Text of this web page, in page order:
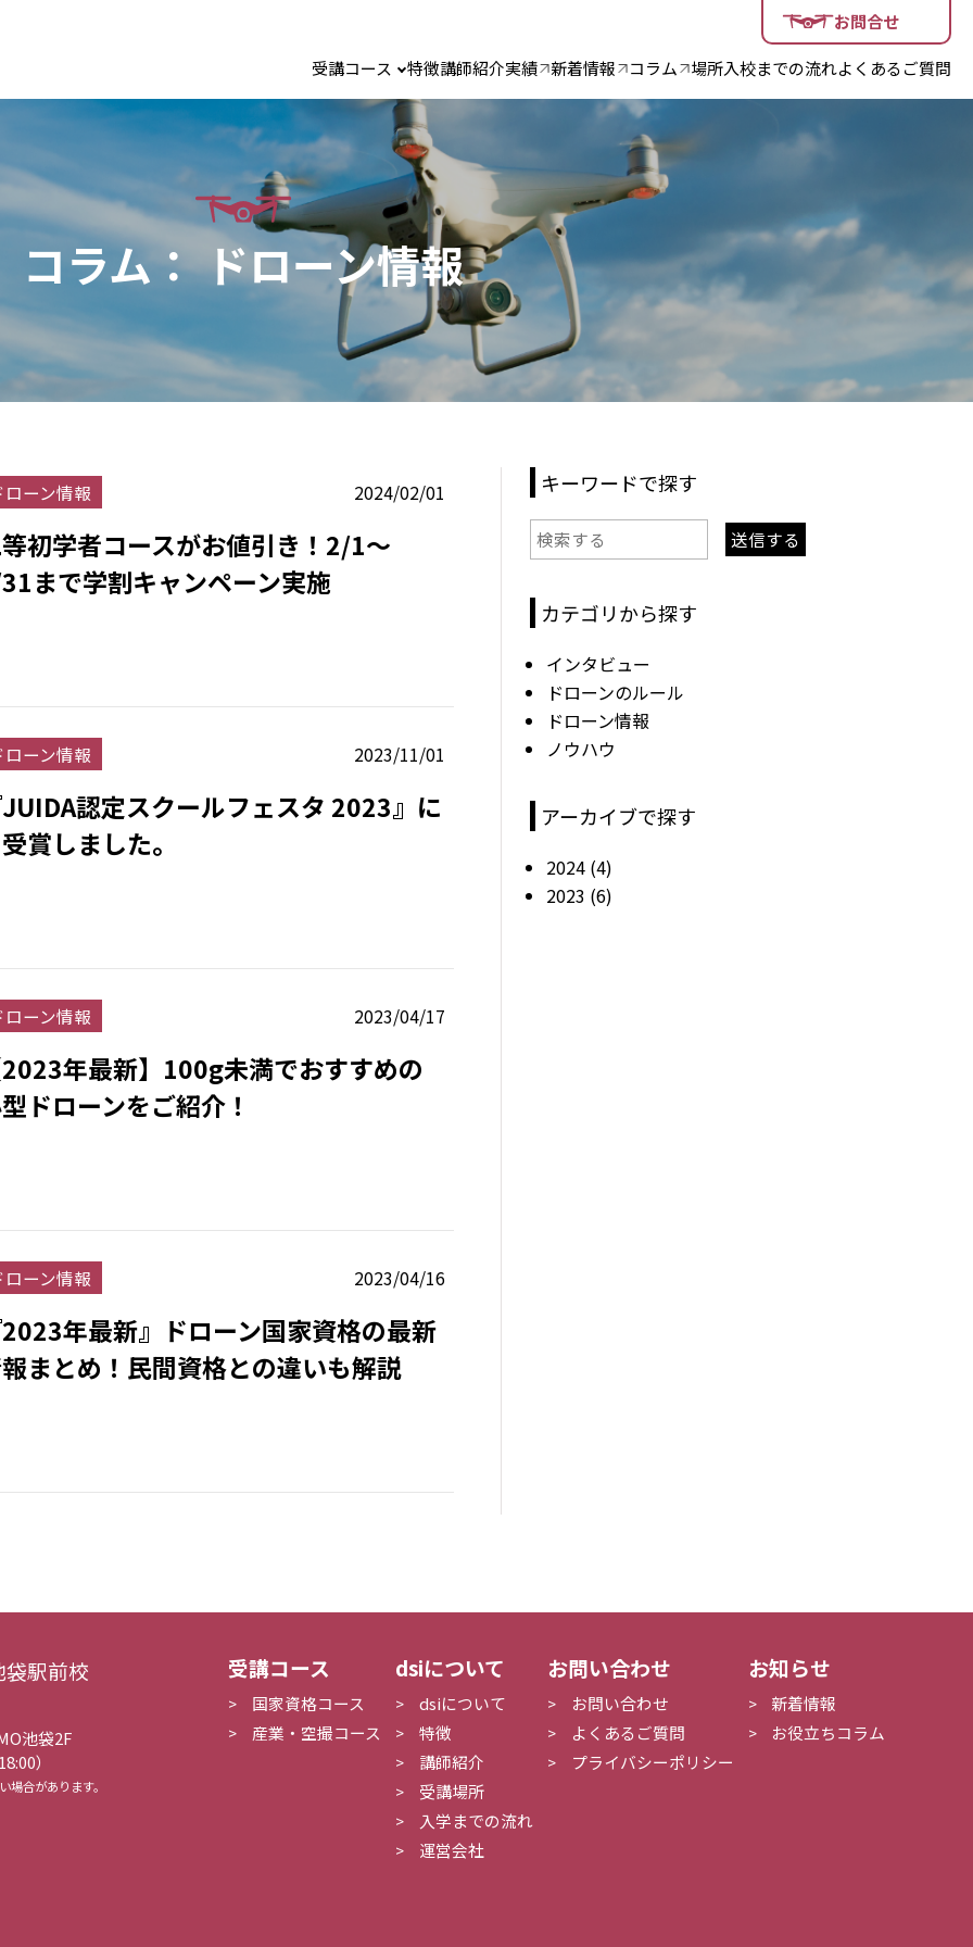
お問合せ
受講コース 特徴講師紹介実績 新着情報 コラム 場所入校までの流れよくあるご質問
コラム：ドローン情報
ローン情報 2024/02/01
初学者コースがお値引き！2/1～
まで学割キャンペーン実施
ローン情報 2023/11/01
認定スクールフェスタ 2023』に
賞しました。
ローン情報 2023/04/17
年最新】100g未満でおすすめの
ドローンをご紹介！
ローン情報 2023/04/16
年最新』ドローン国家資格の最新
まとめ！民間資格との違いも解説
キーワードで探す
送信する
カテゴリから探す
インタビュー
ドローンのルール
ドローン情報
ノウハウ
アーカイブで探す
2024(4)
2023 (6)
袋駅前校
池袋2F
）
合があります。
受講コース
国家資格コース
産業・空撮コース
dsiについて
dsiについて
特徴
講師紹介
受講場所
入学までの流れ
運営会社
お問い合わせ
お問い合わせ
よくあるご質問
プライバシーポリシー
お知らせ
新着情報
お役立ちコラム